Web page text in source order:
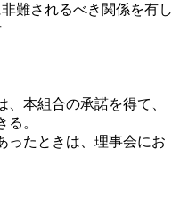
難されるべき関係を有し
本組合の承諾を得て、
。
ったときは、理事会にお